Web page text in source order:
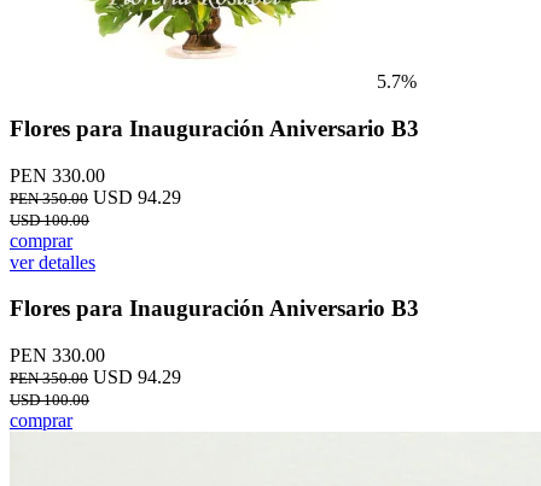
5.7%
Flores para Inauguración Aniversario B3
PEN 330.00
PEN 350.00 USD 94.29
USD 100.00
comprar
ver detalles
Flores para Inauguración Aniversario B3
PEN 330.00
PEN 350.00 USD 94.29
USD 100.00
comprar